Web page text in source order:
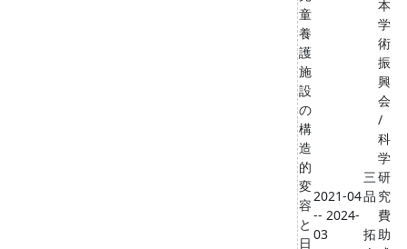
童
養
護
施
設
の
構
造
的
変
容
と
日
2021-04
-- 2024-
03
三
品
拓
本
学
術
振
興
会
/
科
学
研
究
費
助